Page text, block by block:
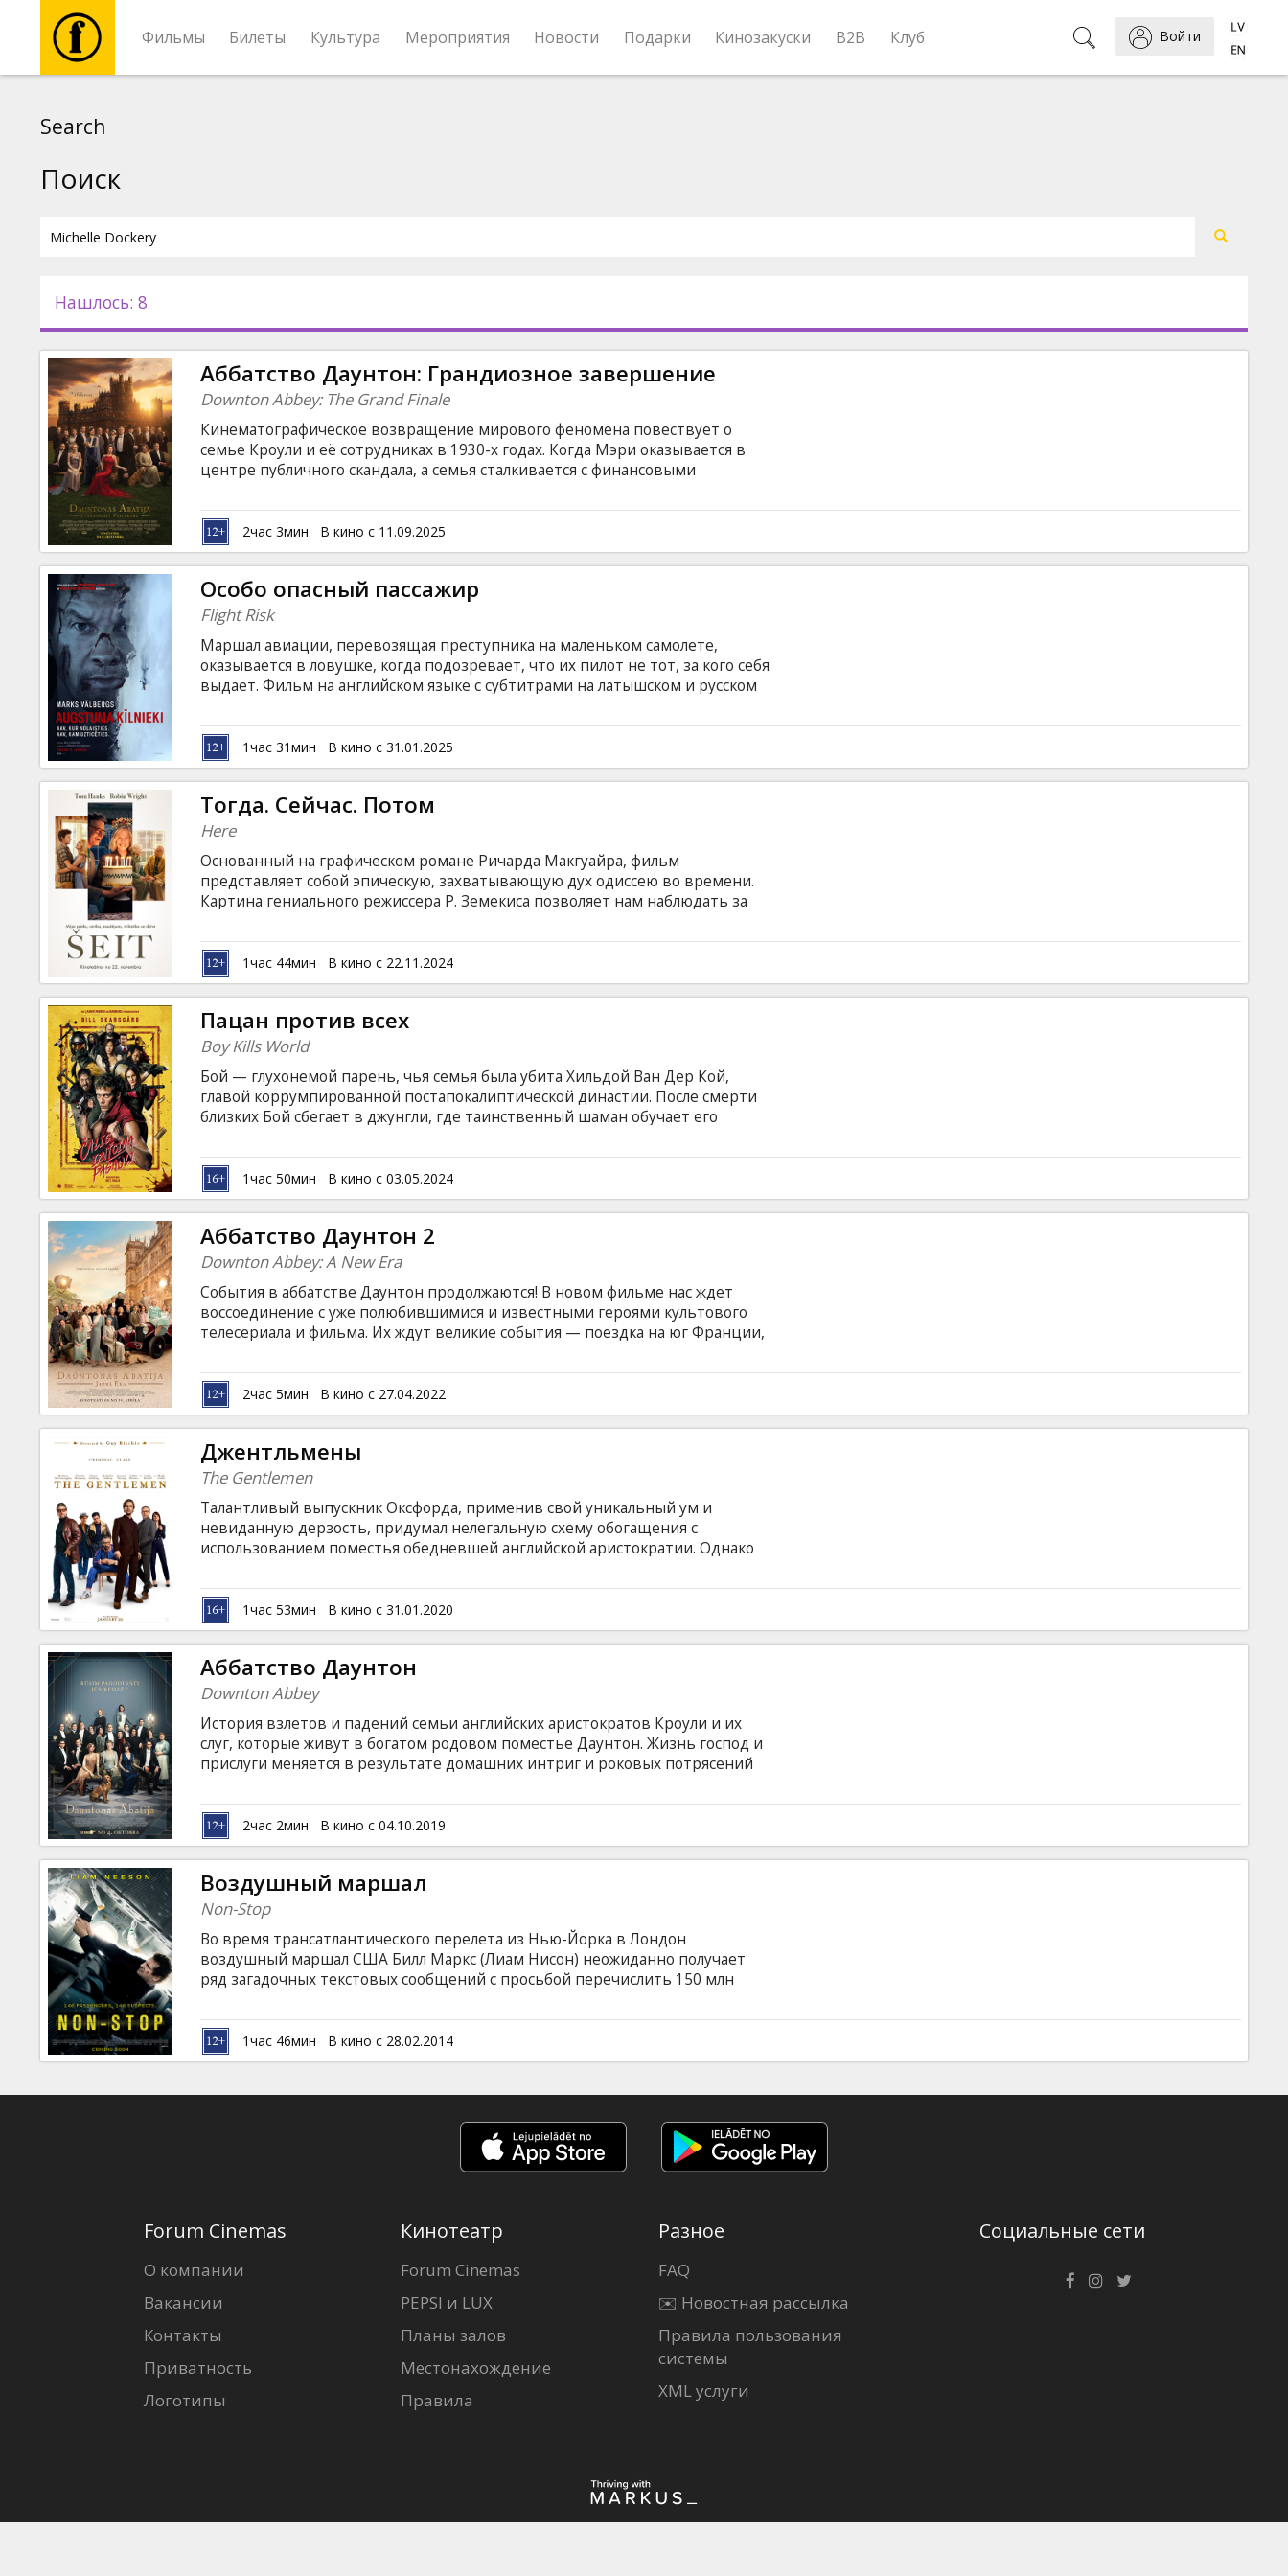
Фильмы Билеты Культура Мероприятия Новости Подарки Кинозакуски B2B Клуб Войти
Новости
Подарки
Кинозакуски
B2B
Клуб
Search
Поиск
Нашлось: 8
Аббатство Даунтон: Грандиозное завершение
Downton Abbey: The Grand Finale
Кинематографическое возвращение мирового феномена повествует о
семье Кроули и её сотрудниках в 1930-х годах. Когда Мэри оказывается в
центре публичного скандала, а семья сталкивается с финансовыми
Семья Кроули вынуждена принять перемены, поскольку персонал готовится
к новой главе, где следующее поколение поведёт Аббатство Даунтон в
будущее. Фильм на английском языке с субтитрами на латышском и русском
языках.
2час 3мин В кино с 11.09.2025
Особо опасный пассажир
Flight Risk
Маршал авиации, перевозящая преступника на маленьком самолете,
оказывается в ловушке, когда подозревает, что их пилот не тот, за кого себя
выдает. Фильм на английском языке с субтитрами на латышском и русском
1час 31мин В кино с 31.01.2025
Тогда. Сейчас. Потом
Here
Основанный на графическом романе Ричарда Макгуайра, фильм
представляет собой эпическую, захватывающую дух одиссею во времени.
Картина гениального режиссера Р. Земекиса позволяет нам наблюдать за
ставший центром истории одной семьи, меняется по мере того, как
сменяются эпохи. От доисторических времен, до английских королей и
далекого будущего здесь сменилось множество людей - каждый со своими
надеждами, трагедиями и моментами счастья. Дом, как немой свидетель,
наблюдающий за жизнью людей на протяжении веков.
1час 44мин В кино с 22.11.2024
Пацан против всех
Boy Kills World
Бой — глухонемой парень, чья семья была убита Хильдой Ван Дер Кой,
главой коррумпированной постапокалиптической династии. После смерти
близких Бой сбегает в джунгли, где таинственный шаман обучает его
против Хильды. Завершив обучение, Бой оказывается один в безумном
антиутопичном мире и вскоре попадает в группу сопротивления, активно
настроенную против властной династии. Фильм на английском языке с
субтитрами на латышском и русском языках.
1час 50мин В кино с 03.05.2024
Аббатство Даунтон 2
Downton Abbey: A New Era
События в аббатстве Даунтон продолжаются! В новом фильме нас ждет
воссоединение с уже полюбившимися и известными героями культового
телесериала и фильма. Их ждут великие события — поездка на юг Франции,
также достойные Голливуда события в Даунтоне. Фильм на английском
языке с субтитрами на латышском и русском языках.
2час 5мин В кино с 27.04.2022
Джентльмены
The Gentlemen
Талантливый выпускник Оксфорда, применив свой уникальный ум и
невиданную дерзость, придумал нелегальную схему обогащения с
использованием поместья обедневшей английской аристократии. Однако
США, на его пути встают не менее обаятельные, но жесткие джентльмены.
Намечается обмен любезностями, который точно не обойдется без
перестрелок и парочки несчастных случаев. Фильм на английском языке с
субтитрами на латышском и русском языках.
1час 53мин В кино с 31.01.2020
Аббатство Даунтон
Downton Abbey
История взлетов и падений семьи английских аристократов Кроули и их
слуг, которые живут в богатом родовом поместье Даунтон. Жизнь господ и
прислуги меняется в результате домашних интриг и роковых потрясений
исторического сериала. Фильм на английском языке с субтитрами на
латышском и русском языках.
2час 2мин В кино с 04.10.2019
Воздушный маршал
Non-Stop
Во время трансатлантического перелета из Нью-Йорка в Лондон
воздушный маршал США Билл Маркс (Лиам Нисон) неожиданно получает
ряд загадочных текстовых сообщений с просьбой перечислить 150 млн
борту самолета будет погибать один пассажир. Когда выясняется, что счет
открыт на имя самого Маркса, Билл неожиданно становится главным
подозреваемым в похищении самолета...
1час 46мин В кино с 28.02.2014
Forum Cinemas
О компании
Вакансии
Контакты
Приватность
Логотипы
Кинотеатр
Forum Cinemas
PEPSI и LUX
Планы залов
Местонахождение
Правила
Разное
FAQ
✉️ Новостная рассылка
Правила пользования
системы
XML услуги
Социальные сети